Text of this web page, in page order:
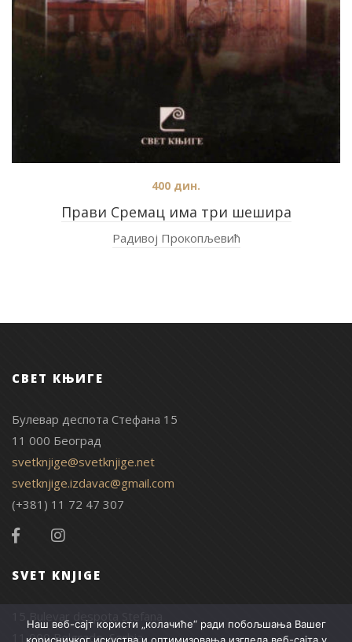
Прави Сремац има три шешира
400 дин.
Радивој Прокопљевић
СВЕТ КЊИГЕ
Булевар деспота Стефана 15
11 000 Београд
svetknjige@svetknjige.net
svetknjige.izdavac@gmail.com
(+381) 11 72 47 307
SVET KNJIGE
11 000 Belgrade, Serbia
Наш веб-сајт користи „колачиће“ ради побољшања Вашег